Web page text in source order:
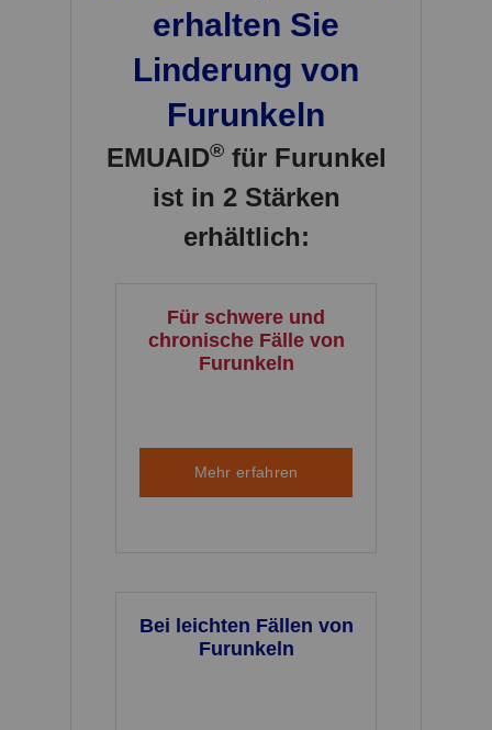
erhalten Sie
Linderung von
Furunkeln
EMUAID®für Furunkel
ist in 2 Stärken
erhältlich:
Für schwere und
chronische Fälle von
Furunkeln
Mehr erfahren
Bei leichten Fällen von
Furunkeln